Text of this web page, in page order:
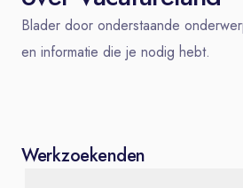
Blader door onderstaande
en informatie die je nodig hebt.
Werkzoekenden